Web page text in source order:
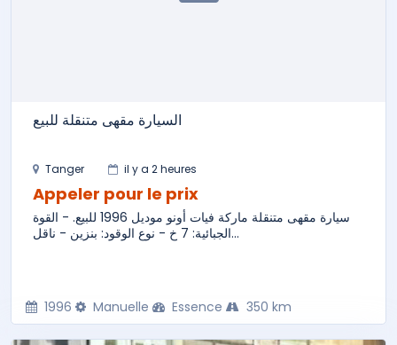
السيارة مقهى متنقلة للبيع
Tanger il y a 2 heures
Appeler pour le prix
سيارة مقهى متنقلة ماركة فيات أونو موديل 1996 للبيع. - القوة
الجبائية: 7 خ - نوع الوقود: بنزين - ناقل...
1996 Manuelle Essence 350 km